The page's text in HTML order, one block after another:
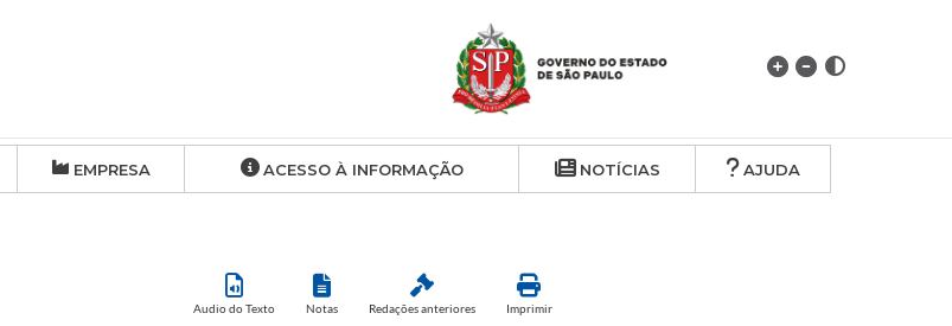
EMPRESA ACESSO À INFORMAÇÃO NOTÍCIAS AJUDA
Audio do Texto Notas Redações anteriores Imprimir